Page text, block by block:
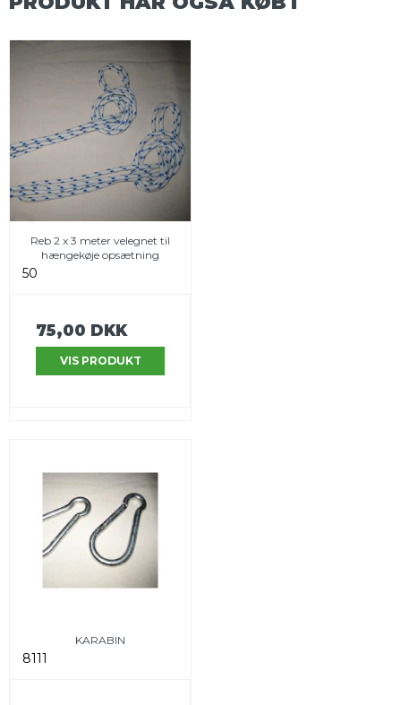
Reb 2 x 3 meter velegnet til
hængekøje opsætning
50
75,00 DKK
VIS PRODUKT
KARABIN
8111